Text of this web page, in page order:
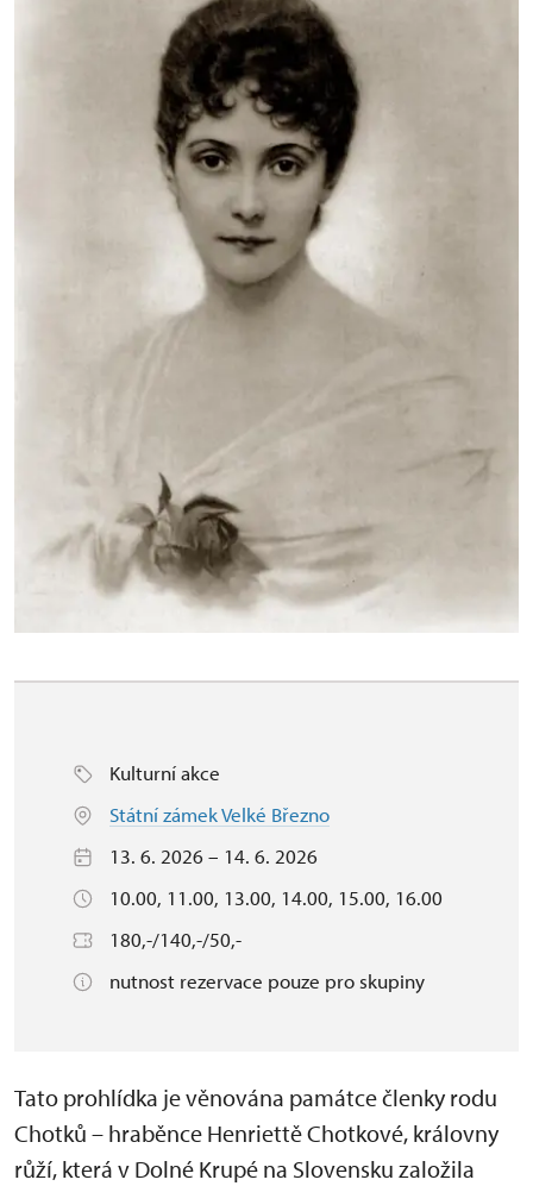
Kulturní akce
Státní zámek Velké Březno
13. 6. 2026 – 14. 6. 2026
10.00, 11.00, 13.00, 14.00, 15.00, 16.00
180,-/140,-/50,-
nutnost rezervace pouze pro skupiny
Tato prohlídka je věnována památce členky rodu
Chotků – hraběnce Henriettě Chotkové, královny
růží, která v Dolné Krupé na Slovensku založila